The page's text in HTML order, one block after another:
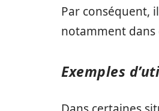
Par conséquent,
notamment dans
Exemples